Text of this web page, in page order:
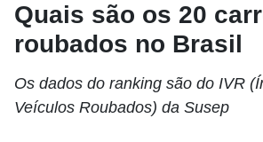
Quais são os 20
roubados no Brasil
Os dados do ranking são do IVR
Veículos Roubados) da Susep